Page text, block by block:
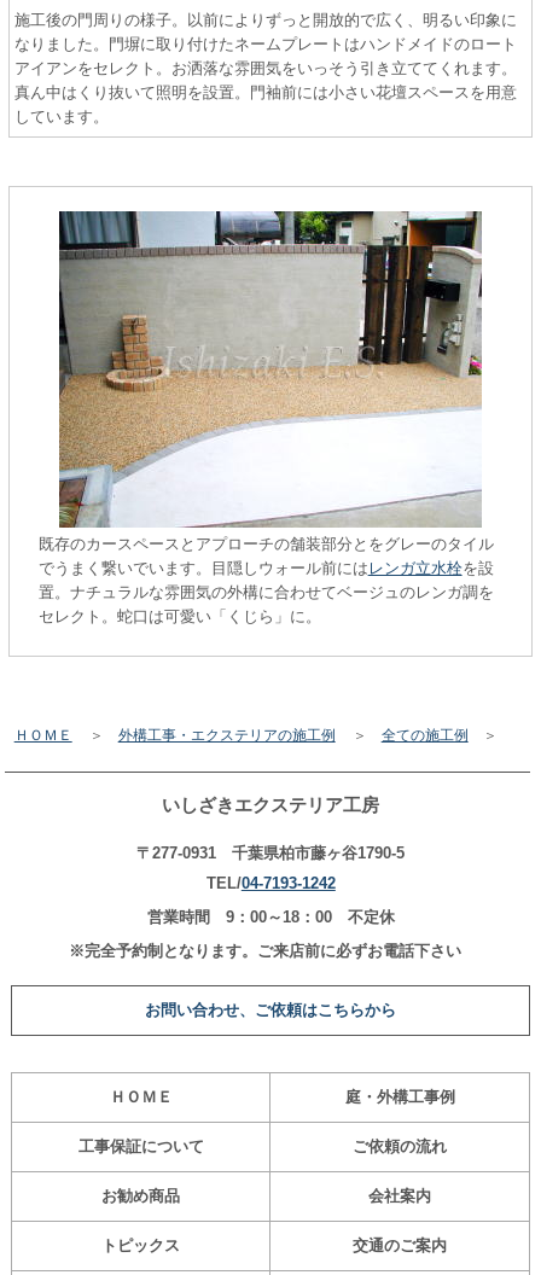
施工後の門周りの様子。以前によりずっと開放的で広く、明るい印象に
なりました。門塀に取り付けたネームプレートはハンドメイドのロート
アイアンをセレクト。お洒落な雰囲気をいっそう引き立ててくれます。
真ん中はくり抜いて照明を設置。門袖前には小さい花壇スペースを用意
しています。
既存のカースペースとアプローチの舗装部分とをグレーのタイル
でうまく繋いでいます。目隠しウォール前には レンガ立水栓を設
置。ナチュラルな雰囲気の外構に合わせてベージュのレンガ調を
セレクト。蛇口は可愛い「くじら」に。
ＨＯＭＥ ＞ 外構工事・エクステリアの施工例 ＞ 全ての施工例 ＞
いしざきエクステリア工房
〒277-0931 千葉県柏市藤ヶ谷1790-5
TEL/04-7193-1242
営業時間 9：00～18：00 不定休
※完全予約制となります。ご来店前に必ずお電話下さい
お問い合わせ、ご依頼はこちらから
ＨＯＭＥ 庭・外構工事例
工事保証について ご依頼の流れ
お勧め商品 会社案内
トピックス 交通のご案内